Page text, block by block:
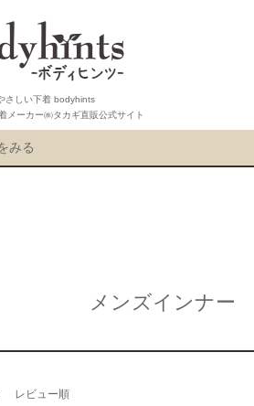
さしい下着 bodyhints
メーカー㈱タカギ直販公式サイト
みる
メンズインナー
レビュー順